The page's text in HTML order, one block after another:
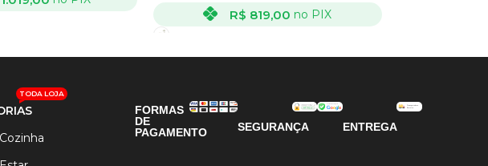
R$ 819,00 no PIX
VER OPÇÕES
TODA LOJA
FORMAS
DE
PAGAMENTO
SEGURANÇA ENTREGA